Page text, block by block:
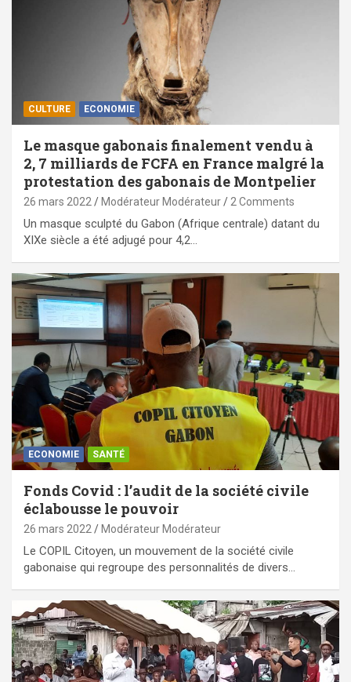
CULTURE ECONOMIE
Le masque gabonais finalement vendu à
2, 7 milliards de FCFA en France malgré la
protestation des gabonais de Montpelier
26 mars 2022 Modérateur Modérateur 2 Comments
Un masque sculpté du Gabon (Afrique centrale) datant du
XIXe siècle a été adjugé pour 4,2…
ECONOMIE SANTÉ
Fonds Covid : l’audit de la société civile
éclabousse le pouvoir
26 mars 2022 Modérateur Modérateur
Le COPIL Citoyen, un mouvement de la société civile
gabonaise qui regroupe des personnalités de divers…